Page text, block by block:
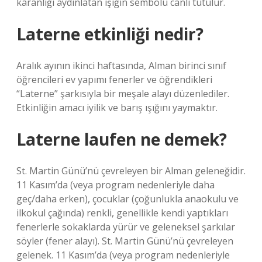
Laterne etkinliği nedir?
Aralık ayının ikinci haftasında, Alman birinci sınıf
öğrencileri ev yapımı fenerler ve öğrendikleri
“Laterne” şarkısıyla bir meşale alayı düzenlediler.
Etkinliğin amacı iyilik ve barış ışığını yaymaktır.
Laterne laufen ne demek?
St. Martin Günü’nü çevreleyen bir Alman geleneğidir.
11 Kasım’da (veya program nedenleriyle daha
geç/daha erken), çocuklar (çoğunlukla anaokulu ve
ilkokul çağında) renkli, genellikle kendi yaptıkları
fenerlerle sokaklarda yürür ve geleneksel şarkılar
söyler (fener alayı). St. Martin Günü’nü çevreleyen
gelenek. 11 Kasım’da (veya program nedenleriyle